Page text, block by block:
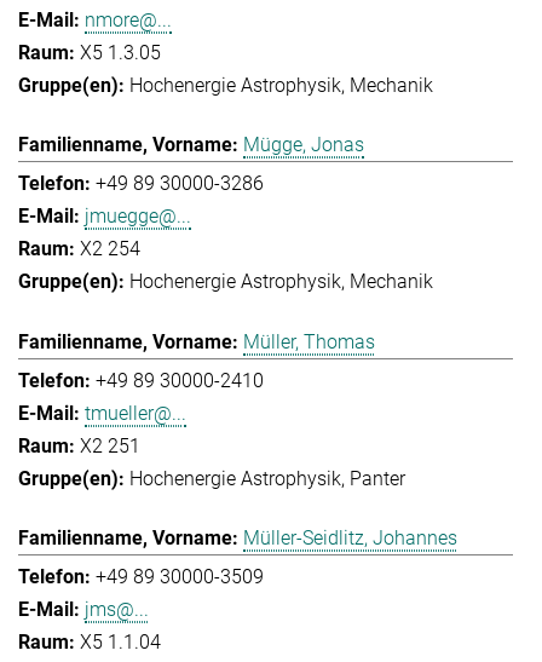
nmore@...
X5 1.3.05
Hochenergie Astrophysik Mechanik
Mügge, Jonas
+49 89 30000-3286
jmuegge@...
X2 254
Hochenergie Astrophysik Mechanik
Müller, Thomas
+49 89 30000-2410
tmueller@...
X2 251
Hochenergie Astrophysik Panter
Müller-Seidlitz, Johannes
+49 89 30000-3509
jms@...
X5 1.1.04